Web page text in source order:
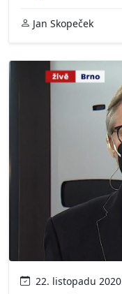
Jan Skopeček
22. listopadu 2020